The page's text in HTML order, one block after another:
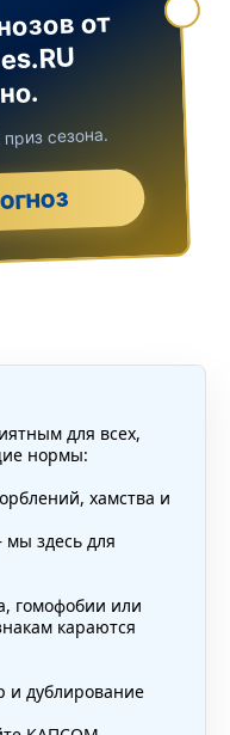
от
сезона.
для всех,
нормы:
хамства и
мы здесь для
гомофобии или
караются
и дублирование